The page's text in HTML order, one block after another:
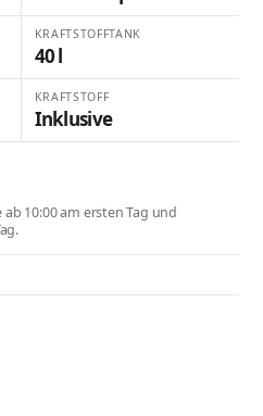
KRAFTSTOFFTANK
40 l
KRAFTSTOFF
Inklusive
10:00 am ersten Tag und